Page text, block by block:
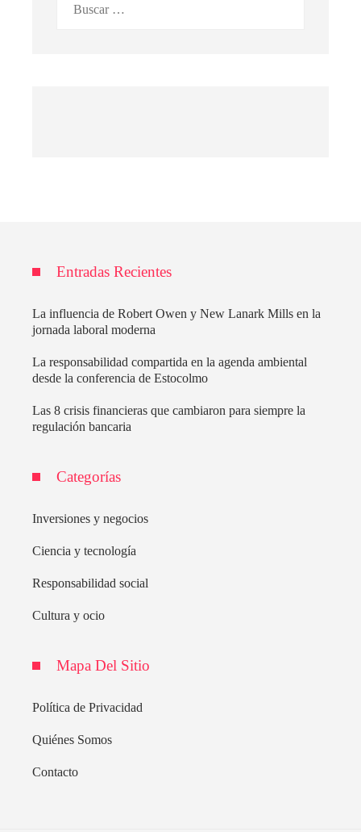
Entradas Recientes
La influencia de Robert Owen y New Lanark Mills en la
jornada laboral moderna
La responsabilidad compartida en la agenda ambiental
desde la conferencia de Estocolmo
Las 8 crisis financieras que cambiaron para siempre la
regulación bancaria
Categorías
Inversiones y negocios
Ciencia y tecnología
Responsabilidad social
Cultura y ocio
Mapa Del Sitio
Política de Privacidad
Quiénes Somos
Contacto